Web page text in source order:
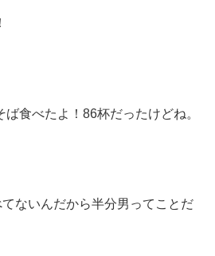
食べたよ！86杯だったけどね。
ないんだから半分男ってことだ